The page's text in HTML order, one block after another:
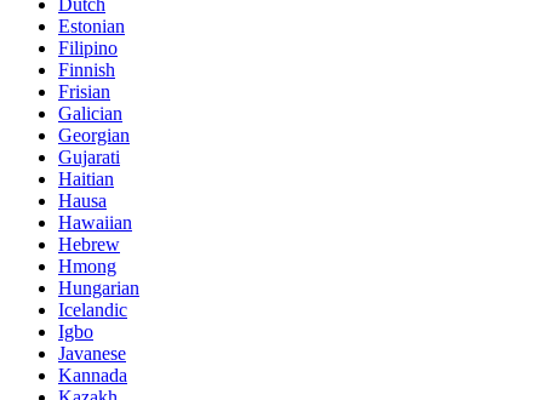
Estonian
Filipino
Finnish
Frisian
Galician
Georgian
Gujarati
Haitian
Hausa
Hawaiian
Hebrew
Hmong
Hungarian
Icelandic
Igbo
Javanese
Kannada